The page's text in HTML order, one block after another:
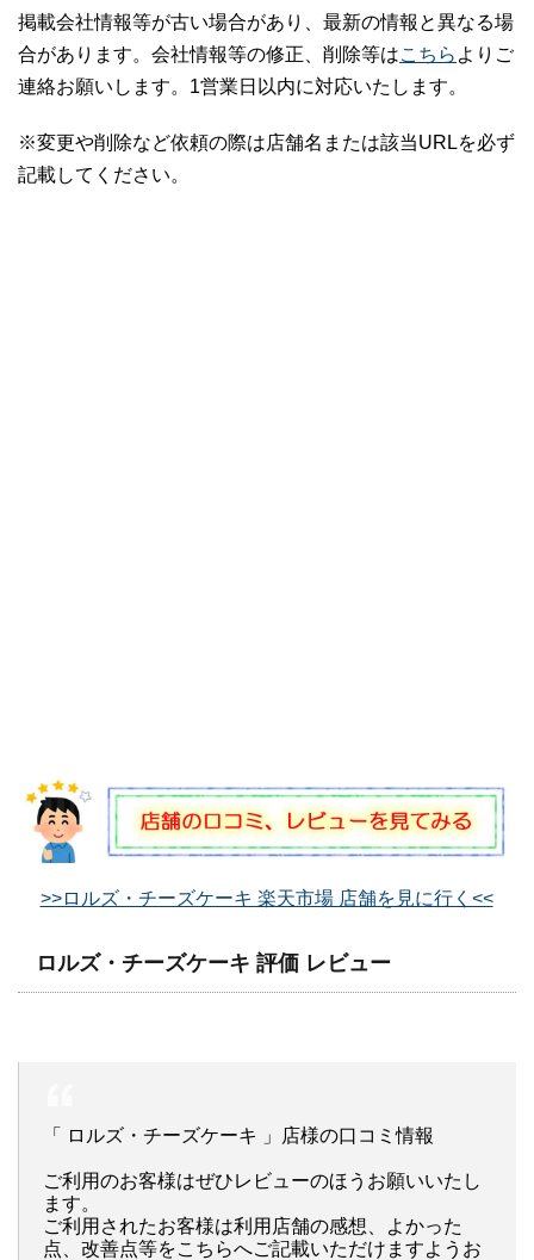
掲載会社情報等が古い場合があり、最新の情報と異なる場
合があります。会社情報等の修正、削除等はこちら よりご
連絡お願いします。1営業日以内に対応いたします。
※変更や削除など依頼の際は店舗名または該当URLを必ず
記載してください。
>>ロルズ・チーズケーキ 楽天市場 店舗を見に行く<<
ロルズ・チーズケーキ 評価 レビュー
「 ロルズ・チーズケーキ 」店様の口コミ情報
ご利用のお客様はぜひレビューのほうお願いいたし
ます。
ご利用されたお客様は利用店舗の感想、よかった
点、改善点等をこちらへご記載いただけますようお